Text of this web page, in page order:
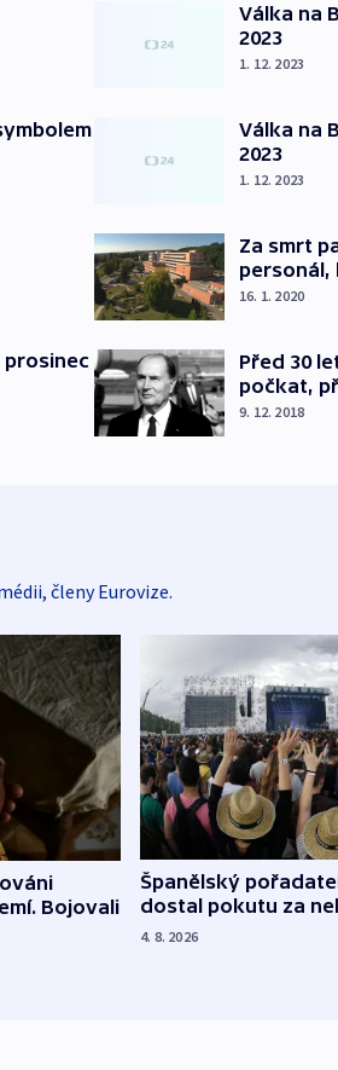
prosinec
Válka na
2023
1. 12. 2023
Válka na
2023
1. 12. 2023
Za smrt
personál,
16. 1. 2020
Před 30
počkat,
9. 12. 2018
členy Eurovize.
Bojovali
Španělský
dostal pokutu za
4. 8. 2026